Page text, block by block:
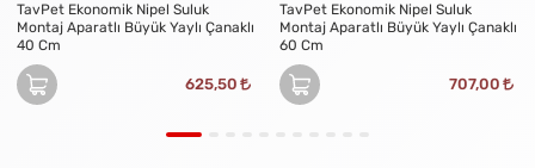
TavPet Ekonomik Nipel Suluk
Montaj Aparatlı Büyük Yaylı Çanaklı
40 Cm
625,50
TavPet Ekonomik Nipel Suluk
Montaj Aparatlı Büyük Yaylı Çanaklı
60 Cm
707,00